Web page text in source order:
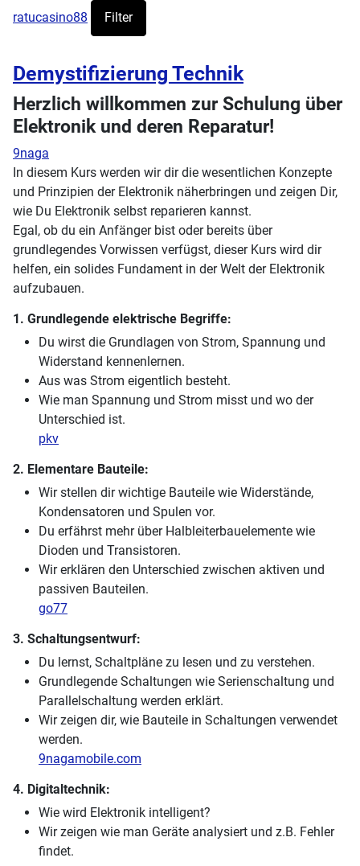
ratucasino88 Filter
Demystifizierung Technik
Herzlich willkommen zur Schulung über
Elektronik und deren Reparatur!
9naga
In diesem Kurs werden wir dir die wesentlichen Konzepte
und Prinzipien der Elektronik näherbringen und zeigen Dir,
wie Du Elektronik selbst reparieren kannst.
Egal, ob du ein Anfänger bist oder bereits über
grundlegendes Vorwissen verfügst, dieser Kurs wird dir
helfen, ein solides Fundament in der Welt der Elektronik
aufzubauen.
1. Grundlegende elektrische Begriffe:
Du wirst die Grundlagen von Strom, Spannung und
Widerstand kennenlernen.
Aus was Strom eigentlich besteht.
Wie man Spannung und Strom misst und wo der
Unterschied ist.
pkv
2. Elementare Bauteile:
Wir stellen dir wichtige Bauteile wie Widerstände,
Kondensatoren und Spulen vor.
Du erfährst mehr über Halbleiterbauelemente wie
Dioden und Transistoren.
Wir erklären den Unterschied zwischen aktiven und
passiven Bauteilen.
go77
3. Schaltungsentwurf:
Du lernst, Schaltpläne zu lesen und zu verstehen.
Grundlegende Schaltungen wie Serienschaltung und
Parallelschaltung werden erklärt.
Wir zeigen dir, wie Bauteile in Schaltungen verwendet
werden.
9nagamobile.com
4. Digitaltechnik:
Wie wird Elektronik intelligent?
Wir zeigen wie man Geräte analysiert und z.B. Fehler
findet.